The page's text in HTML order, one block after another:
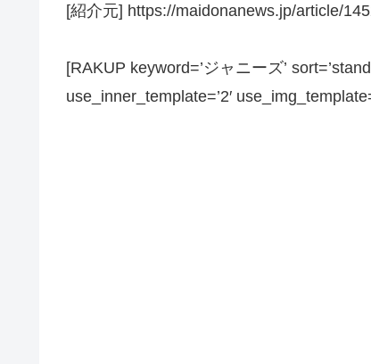
[紹介元] https://maidonanews.jp/article/
[RAKUP keyword=’ジャニーズ’
use_inner_template=’2′